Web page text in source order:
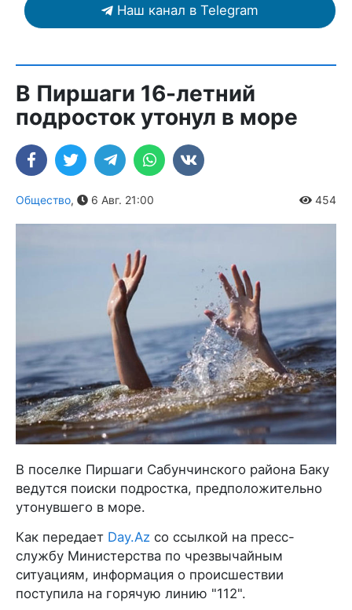
Наш канал в Telegram
В Пиршаги 16-летний
подросток утонул в море
Общество, 6 Авг. 21:00 454
В поселке Пиршаги Сабунчинского района Баку
ведутся поиски подростка, предположительно
утонувшего в море.
Как передает Day.Az со ссылкой на пресс-
службу Министерства по чрезвычайным
ситуациям, информация о происшествии
поступила на горячую линию "112".